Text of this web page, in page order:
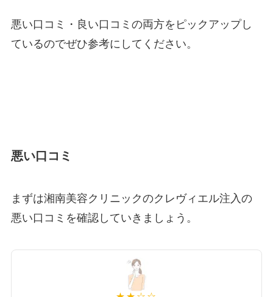
悪い口コミ・良い口コミの両方をピックアップし
ているのでぜひ参考にしてください。
悪い口コミ
まずは湘南美容クリニックのクレヴィエル注入の
悪い口コミを確認していきましょう。